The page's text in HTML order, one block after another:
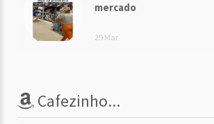
mercado
29 Mar
Cafezinho...